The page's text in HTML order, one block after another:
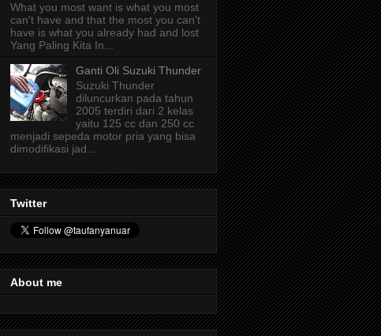
What you most want is what you most
can't have and that the most you can't
have is what you already had and lost
Yang Paling Kita In...
Ganti Oli Suzuki Thunder
Suzuki Thunder
diluncurkan pada tahun
2005 terdiri dari 2 kelas
yaitu 125 cc dan 250 cc
menjadi sepeda motor pria yang bisa
dimodifikasi jad...
Twitter
About me